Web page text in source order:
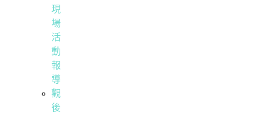
現
場
活
動
報
導
觀
後